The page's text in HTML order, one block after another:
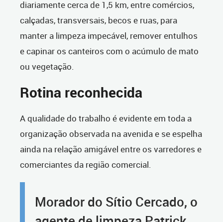
diariamente cerca de 1,5 km, entre comércios,
calçadas, transversais, becos e ruas, para
manter a limpeza impecável, remover entulhos
e capinar os canteiros com o acúmulo de mato
ou vegetação.
Rotina reconhecida
A qualidade do trabalho é evidente em toda a
organização observada na avenida e se espelha
ainda na relação amigável entre os varredores e
comerciantes da região comercial.
Morador do Sítio Cercado, o